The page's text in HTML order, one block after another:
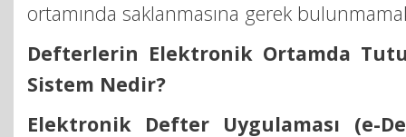
ortamında saklanmasına gerek
Defterlerin Elektronik Ortamda
Sistem Nedir?
Elektronik Defter Uygulaması (e-